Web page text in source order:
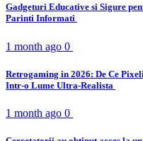
Gadgeturi Educative si Sigure
Parinti Informati
1 month ago 0
Retrogaming in 2026: De Ce
Intr-o Lume Ultra-Realista
1 month ago 0